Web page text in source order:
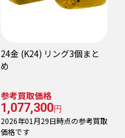
24金 (K24) リング3個まと
め
参考買取価格
1,077,300円
2026年01月29日時点の参考買取
価格です